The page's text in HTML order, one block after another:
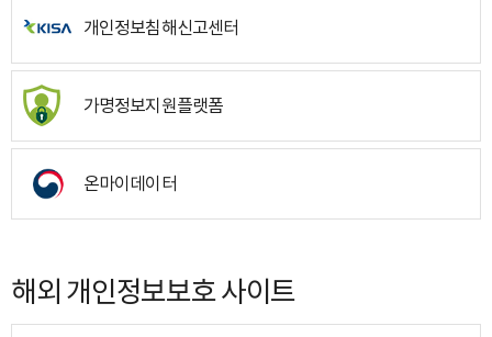
개인정보침해신고센터
가명정보지원플랫폼
온마이데이터
해외 개인정보보호 사이트